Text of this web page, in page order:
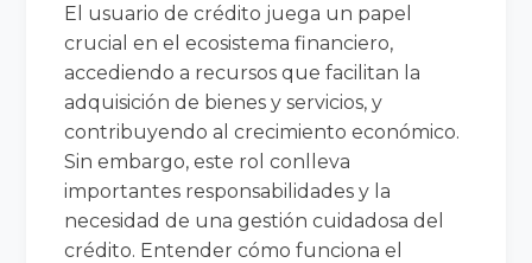
El usuario de crédito juega un papel
crucial en el ecosistema financiero,
accediendo a recursos que facilitan la
adquisición de bienes y servicios, y
contribuyendo al crecimiento económico.
Sin embargo, este rol conlleva
importantes responsabilidades y la
necesidad de una gestión cuidadosa del
crédito. Entender cómo funciona el